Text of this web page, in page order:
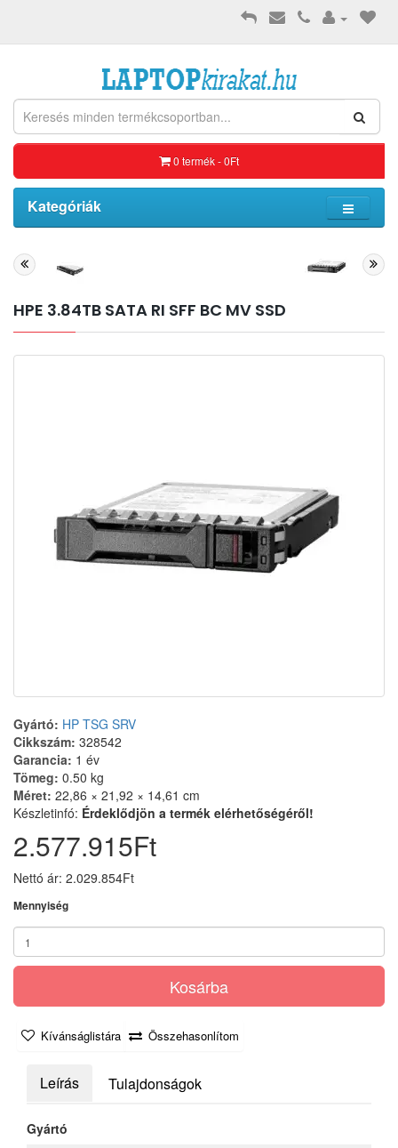
0 termék - 0Ft
Kategóriák
HPE 3.84TB SATA RI SFF BC MV SSD
Gyártó: HP TSG SRV
Cikkszám: 328542
Garancia: 1 év
Tömeg: 0.50 kg
Méret: 22,86 × 21,92 × 14,61 cm
Készletinfó: Érdeklődjön a termék elérhetőségéről!
2.577.915Ft
Nettó ár: 2.029.854Ft
Mennyiség
Kosárba
Kívánságlistára Összehasonlítom
Leírás Tulajdonságok
Gyártó